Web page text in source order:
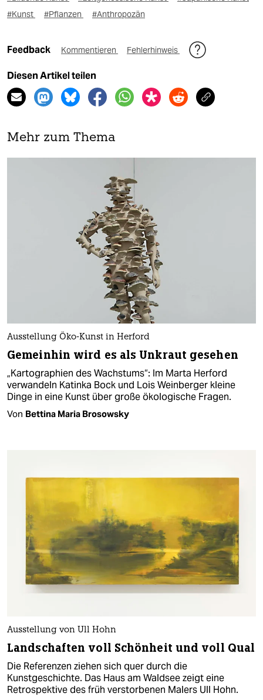
#Kunst
#Pflanzen #Anthropozän
Feedback Kommentieren Fehlerhinweis
Diesen Artikel teilen
Mehr zum Thema
Ausstellung Öko-Kunst in Herford
Gemeinhin wird es als Unkraut gesehen
„Kartographien des Wachstums“: Im Marta Herford
verwandeln Katinka Bock und Lois Weinberger kleine
Dinge in eine Kunst über große ökologische Fragen.
Von Bettina Maria Brosowsky
Ausstellung von Ull Hohn
Landschaften voll Schönheit und voll Qual
Die Referenzen ziehen sich quer durch die
Kunstgeschichte. Das Haus am Waldsee zeigt eine
Retrospektive des früh verstorbenen Malers Ull Hohn.